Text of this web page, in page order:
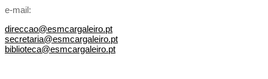
e-mail:
direccao@esmcargaleiro.pt
secretaria@esmcargaleiro.pt
biblioteca@esmcargaleiro.pt